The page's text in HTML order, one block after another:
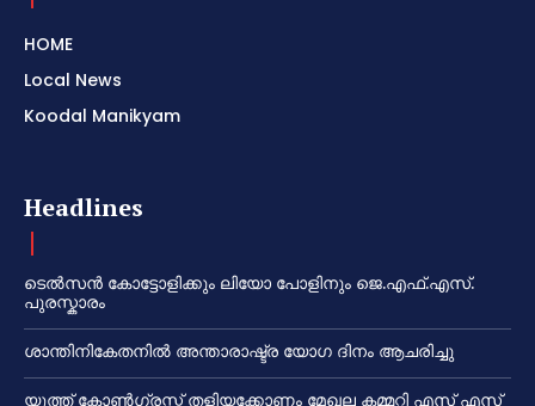
HOME
Local News
Koodal Manikyam
Headlines
ടെൽസൻ കോട്ടോളിക്കും ലിയോ പോളിനും ജെ.എഫ്.എസ്.
പുരസ്കാരം
ശാന്തിനികേതനിൽ അന്താരാഷ്ട്ര യോഗ ദിനം ആചരിച്ചു
യൂത്ത് കോൺഗ്രസ്സ് തളിയക്കോണം മേഖല കമ്മറ്റി എസ് എസ്